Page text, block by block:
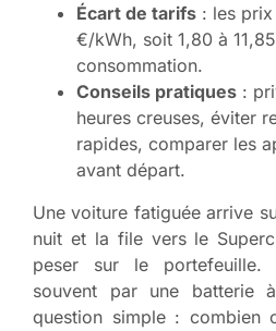
Écart de tarifs : les
€/kWh, soit 1,80 à
consommation.
Conseils pratiques :
heures creuses, éviter
rapides, comparer les
avant départ.
Une voiture fatiguée arrive
nuit et la file vers le
peser sur le portefeuille.
souvent par une batterie
question simple : combien